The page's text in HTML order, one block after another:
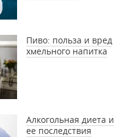
Пиво: польза и вред
хмельного напитка
Алкогольная диета и
ее последствия